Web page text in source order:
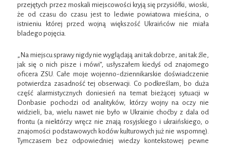
przejętych przez moskali miejscowości kryją się przysiółki, wioski,
że od czasu do czasu jest to ledwie powiatowa mieścina, o
istnieniu której przed wojną większość Ukraińców nie miała
bladego pojęcia.
„Na miejscu sprawy nigdy nie wyglądają ani tak dobrze, ani tak źle,
jak się o nich pisze i mówi”, usłyszałem kiedyś od znajomego
oficera ZSU. Całe moje wojenno-dziennikarskie doświadczenie
potwierdza zasadność tej obserwacji. Co podkreślam, bo duża
część alarmistycznych doniesień na temat bieżącej sytuacji w
Donbasie pochodzi od analityków, którzy wojny na oczy nie
widzieli, ba, wielu nawet nie było w Ukrainie choćby z dala od
frontu (a niektórzy wręcz nie znają rosyjskiego i ukraińskiego, o
znajomości podstawowych kodów kulturowych już nie wspomnę).
Tymczasem bez odpowiedniej wiedzy kontekstowej pewne